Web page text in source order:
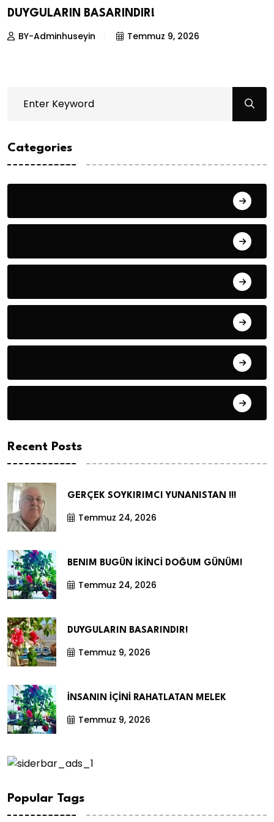
DUYGULARIN BASARINDIR!
BY-Adminhuseyin Temmuz 9, 2026
Categories
Recent Posts
GERÇEK SOYKIRIMCI YUNANISTAN !!!
Temmuz 24, 2026
BENIM BUGÜN İKİNCİ DOĞUM GÜNÜM!
Temmuz 24, 2026
DUYGULARIN BASARINDIR!
Temmuz 9, 2026
İNSANIN İÇİNİ RAHATLATAN MELEK
Temmuz 9, 2026
Popular Tags